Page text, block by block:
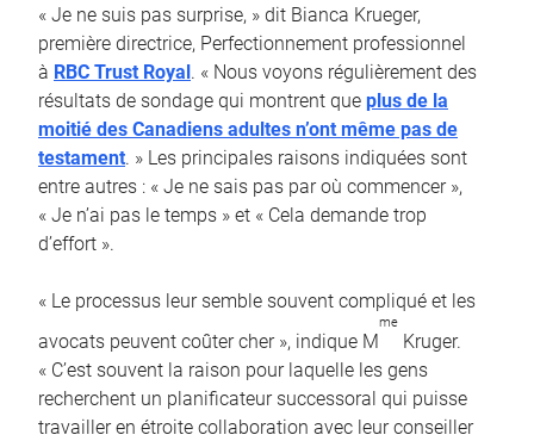
« Je ne suis pas surprise, » dit Bianca Krueger,
première directrice, Perfectionnement professionnel
à RBC Trust Royal . « Nous voyons régulièrement des
résultats de sondage qui montrent que plus de la
moitié des Canadiens adultes n’ont même pas de
testament. » Les principales raisons indiquées sont
entre autres : « Je ne sais pas par où commencer »,
« Je n’ai pas le temps » et « Cela demande trop
d’effort ».
« Le processus leur semble souvent compliqué et les
avocats peuvent coûter cher », indique M
me
Kruger.
« C’est souvent la raison pour laquelle les gens
recherchent un planificateur successoral qui puisse
travailler en étroite collaboration avec leur conseiller